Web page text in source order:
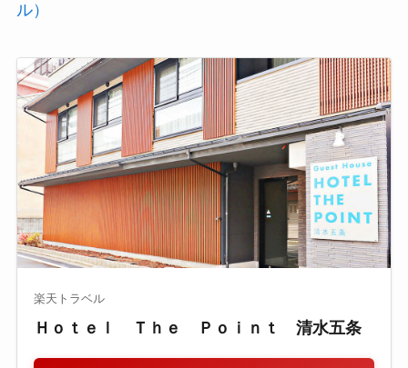
ル）
楽天トラベル
Ｈｏｔｅｌ Ｔｈｅ Ｐｏｉｎｔ 清水五条